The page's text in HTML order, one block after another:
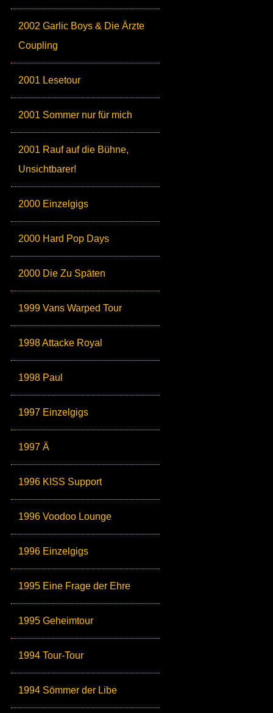
2002 Garlic Boys & Die Ärzte
Coupling
2001 Lesetour
2001 Sommer nur für mich
2001 Rauf auf die Bühne,
Unsichtbarer!
2000 Einzelgigs
2000 Hard Pop Days
2000 Die Zu Späten
1999 Vans Warped Tour
1998 Attacke Royal
1998 Paul
1997 Einzelgigs
1997 Ä
1996 KISS Support
1996 Voodoo Lounge
1996 Einzelgigs
1995 Eine Frage der Ehre
1995 Geheimtour
1994 Tour-Tour
1994 Sömmer der Libe